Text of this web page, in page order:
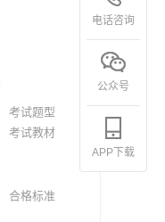
考试题型
考试教材
合格标准
电话咨询
公众号
APP下载